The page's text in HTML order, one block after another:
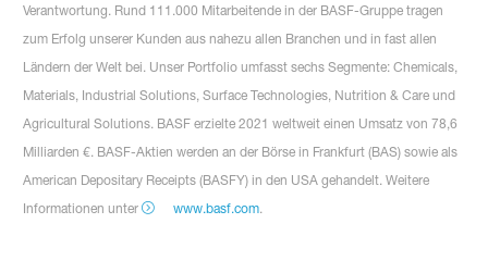
Verantwortung. Rund 111.000 Mitarbeitende in der BASF-Gruppe tragen
zum Erfolg unserer Kunden aus nahezu allen Branchen und in fast allen
Ländern der Welt bei. Unser Portfolio umfasst sechs Segmente: Chemicals,
Materials, Industrial Solutions, Surface Technologies, Nutrition & Care und
Agricultural Solutions. BASF erzielte 2021 weltweit einen Umsatz von 78,6
Milliarden €. BASF-Aktien werden an der Börse in Frankfurt (BAS) sowie als
American Depositary Receipts (BASFY) in den USA gehandelt. Weitere
Informationen unter
www.basf.com.